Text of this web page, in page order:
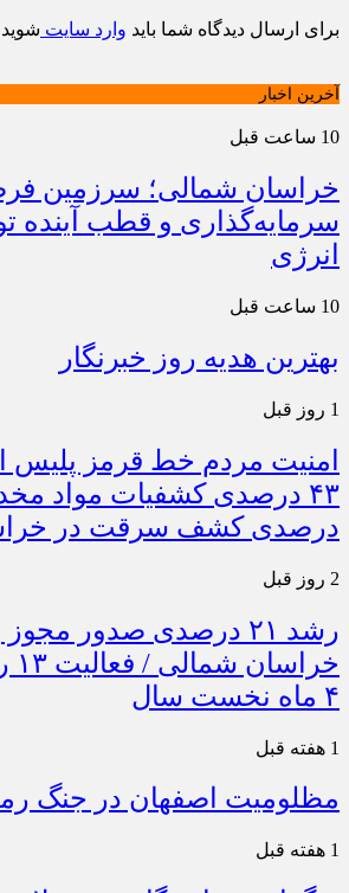
برای ارسال دیدگاه شما باید وارد سایت
آخرین اخبار
10 ساعت قبل
خراسان شمالی؛ سرزمین
سرمایه‌گذاری و قطب آینده
انرژی
10 ساعت قبل
بهترین هدیه روز خبرنگار
1 روز قبل
امنیت مردم خط قرمز
درصدی کشف سرقت در
2 روز قبل
رشد ۲۱ درصدی صدور
۴ ماه نخست سال
1 هفته قبل
مظلومیت اصفهان در جنگ
1 هفته قبل